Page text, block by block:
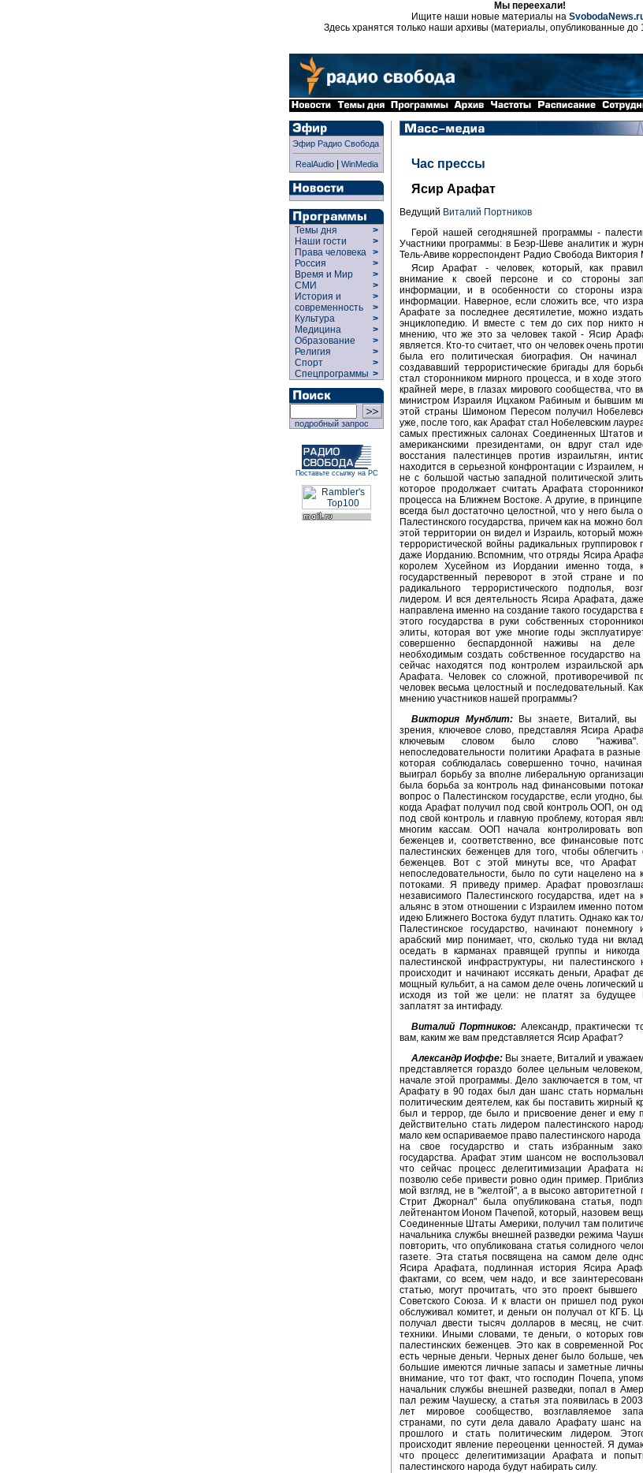
Мы переехали!
Ищите наши новые материалы на
Здесь хранятся только наши архивы (материалы, опубликованные до
Эфир Радио Свобода
RealAudio| WinMedia
Темы дня
>
Наши гости
>
Права человека >
Россия
>
Время и Мир
>
СМИ
>
История и
современность
>
>
Культура
>
Медицина
>
Образование
>
Религия
>
Спорт
>
Спецпрограммы >
подробный запрос
Поставьте ссылку на РС
Час прессы
Ясир Арафат
Ведущий Виталий Портников
Герой нашей сегодняшней программы -
Участники программы: в Беэр-Шеве аналитик и
Тель-Авиве корреспондент Радио Свобода Виктория
Ясир Арафат - человек, который, как
внимание к своей персоне и со стороны
информации, и в особенности со стороны
информации. Наверное, если сложить все, что
Арафате за последнее десятилетие, можно
энциклопедию. И вместе с тем до сих пор никто
мнению, что же это за человек такой - Ясир
является. Кто-то считает, что он человек очень
была его политическая биография. Он начинал
создававший террористические бригады для
стал сторонником мирного процесса, и в ходе
крайней мере, в глазах мирового сообщества, что
министром Израиля Ицхаком Рабиным и бывшим
этой страны Шимоном Пересом получил
уже, после того, как Арафат стал Нобелевским
самых престижных салонах Соединенных Штатов
американскими президентами, он вдруг стал
восстания палестинцев против израильтян,
находится в серьезной конфронтации с Израилем,
не с большой частью западной политической
которое продолжает считать Арафата
процесса на Ближнем Востоке. А другие, в
всегда был достаточно целостной, что у него была
Палестинского государства, причем как на можно
этой территории он видел и Израиль, который
террористической войны радикальных группировок
даже Иорданию. Вспомним, что отряды Ясира
королем Хусейном из Иордании именно тогда,
государственный переворот в этой стране и
радикального террористического подполья,
лидером. И вся деятельность Ясира Арафата,
направлена именно на создание такого государства
этого государства в руки собственных
элиты, которая вот уже многие годы
совершенно беспардонной наживы на деле
необходимым создать собственное государство
сейчас находятся под контролем израильской
Арафата. Человек со сложной, противоречивой
человек весьма целостный и последовательный.
мнению участников нашей программы?
Виктория Мунблит:Вы знаете, Виталий, вы
зрения, ключевое слово, представляя Ясира
ключевым словом было слово
непоследовательности политики Арафата в
которая соблюдалась совершенно точно,
выиграл борьбу за вполне либеральную
была борьба за контроль над финансовыми
вопрос о Палестинском государстве, если угодно,
когда Арафат получил под свой контроль ООП, он
под свой контроль и главную проблему, которая
многим кассам. ООП начала контролировать
беженцев и, соответственно, все финансовые
палестинских беженцев для того, чтобы
беженцев. Вот с этой минуты все, что Арафат
непоследовательности, было по сути нацелено на
потоками. Я приведу пример. Арафат
независимого Палестинского государства, идет на
альянс в этом отношении с Израилем именно
идею Ближнего Востока будут платить. Однако как
Палестинское государство, начинают понемногу
арабский мир понимает, что, сколько туда ни
оседать в карманах правящей группы и
палестинской инфраструктуры, ни
происходит и начинают иссякать деньги, Арафат
мощный кульбит, а на самом деле очень логический
исходя из той же цели: не платят за будущее
заплатят за интифаду.
Виталий Портников:Александр, практически
вам, каким же вам представляется Ясир Арафат?
Александр Иоффе: Вы знаете, Виталий и
представляется гораздо более цельным
начале этой программы. Дело заключается в том,
Арафату в 90 годах был дан шанс стать
политическим деятелем, как бы поставить жирный
был и террор, где было и присвоение денег и ему
действительно стать лидером палестинского
мало кем оспариваемое право палестинского
на свое государство и стать избранным
государства. Арафат этим шансом не
что сейчас процесс делегитимизации Арафата
позволю себе привести ровно один пример.
мой взгляд, не в "желтой", а в высоко авторитетной
Стрит Джорнал" была опубликована статья,
лейтенантом Ионом Пачепой, который, назовем
Соединенные Штаты Америки, получил там
начальника службы внешней разведки режима
повторить, что опубликована статья солидного
газете. Эта статья посвящена на самом деле
Ясира Арафата, подлинная история Ясира
фактами, со всем, чем надо, и все
статью, могут прочитать, что это проект бывшего
Советского Союза. И к власти он пришел под
обслуживал комитет, и деньги он получал от КГБ.
получал двести тысяч долларов в месяц, не
техники. Иными словами, те деньги, о которых
палестинских беженцев. Это как в современной
есть черные деньги. Черных денег было больше,
большие имеются личные запасы и заметные
внимание, что тот факт, что господин Почепа,
начальник службы внешней разведки, попал в
пал режим Чаушеску, а статья эта появилась в
лет мировое сообщество, возглавляемое
странами, по сути дела давало Арафату шанс на
прошлого и стать политическим лидером.
происходит явление переоценки ценностей. Я
что процесс делегитимизации Арафата и
палестинского народа будут набирать силу.